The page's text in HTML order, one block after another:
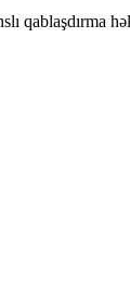
qablaşdırma